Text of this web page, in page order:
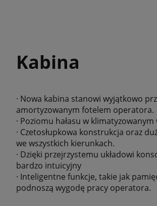
Kabina
· Nowa kabina stanowi wyjątkowo
amortyzowanym fotelem operatora.
· Poziomu hałasu w
· Czetosłupkowa konstrukcja oraz
we wszystkich kierunkach.
· Dzięki przejrzystemu układowi
bardzo intuicyjny
· Inteligentne funkcje, takie jak
podnoszą wygodę pracy operatora.